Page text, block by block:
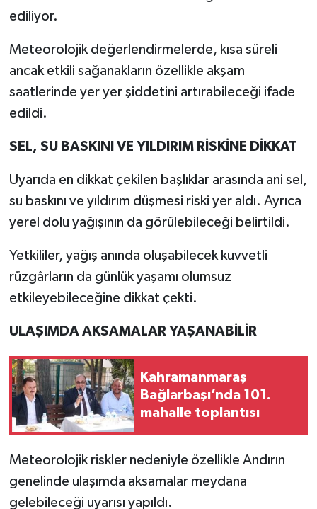
ediliyor.
Meteorolojik değerlendirmelerde, kısa süreli
ancak etkili sağanakların özellikle akşam
saatlerinde yer yer şiddetini artırabileceği ifade
edildi.
SEL, SU BASKINI VE YILDIRIM RİSKİNE DİKKAT
Uyarıda en dikkat çekilen başlıklar arasında ani sel,
su baskını ve yıldırım düşmesi riski yer aldı. Ayrıca
yerel dolu yağışının da görülebileceği belirtildi.
Yetkililer, yağış anında oluşabilecek kuvvetli
rüzgârların da günlük yaşamı olumsuz
etkileyebileceğine dikkat çekti.
ULAŞIMDA AKSAMALAR YAŞANABİLİR
Kahramanmaraş
Bağlarbaşı’nda 101.
mahalle toplantısı
Meteorolojik riskler nedeniyle özellikle Andırın
genelinde ulaşımda aksamalar meydana
gelebileceği uyarısı yapıldı.